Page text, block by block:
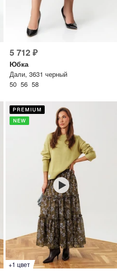
5 712 ₽
Юбка
Дали, 3631 черный
50 56 58
+1 цвет